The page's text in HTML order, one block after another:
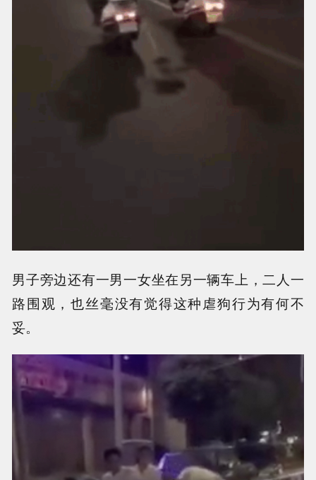
男子旁边还有一男一女坐在另一辆车上，二人一
路围观，也丝毫没有觉得这种虐狗行为有何不
妥。